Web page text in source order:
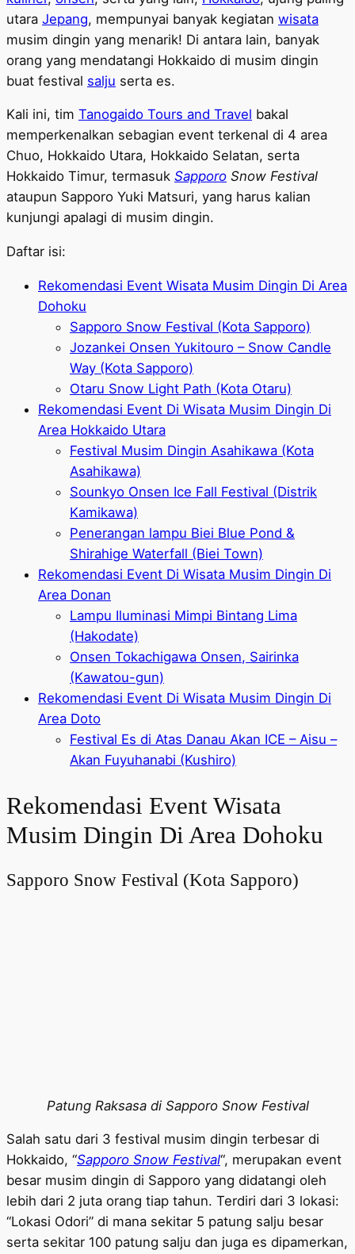
utara Jepang, mempunyai banyak kegiatan wisata
musim dingin yang menarik! Di antara lain, banyak
orang yang mendatangi Hokkaido di musim dingin
buat festival salju serta es.
Kali ini, tim Tanogaido Tours and Travel bakal
memperkenalkan sebagian event terkenal di 4 area
Chuo, Hokkaido Utara, Hokkaido Selatan, serta
Hokkaido Timur, termasuk Sapporo Snow Festival
ataupun Sapporo Yuki Matsuri, yang harus kalian
kunjungi apalagi di musim dingin.
Daftar isi:
Rekomendasi Event Wisata Musim Dingin Di Area
Dohoku
Sapporo Snow Festival (Kota Sapporo)
Jozankei Onsen Yukitouro – Snow Candle
Way (Kota Sapporo)
Otaru Snow Light Path (Kota Otaru)
Rekomendasi Event Di Wisata Musim Dingin Di
Area Hokkaido Utara
Festival Musim Dingin Asahikawa (Kota
Asahikawa)
Sounkyo Onsen Ice Fall Festival (Distrik
Kamikawa)
Penerangan lampu Biei Blue Pond &
Shirahige Waterfall (Biei Town)
Rekomendasi Event Di Wisata Musim Dingin Di
Area Donan
Lampu Iluminasi Mimpi Bintang Lima
(Hakodate)
Onsen Tokachigawa Onsen, Sairinka
(Kawatou-gun)
Rekomendasi Event Di Wisata Musim Dingin Di
Area Doto
Festival Es di Atas Danau Akan ICE – Aisu –
Akan Fuyuhanabi (Kushiro)
Rekomendasi Event Wisata
Musim Dingin Di Area Dohoku
Sapporo Snow Festival (Kota Sapporo)
Patung Raksasa di Sapporo Snow Festival
Salah satu dari 3 festival musim dingin terbesar di
Hokkaido, “Sapporo Snow Festival“, merupakan event
besar musim dingin di Sapporo yang didatangi oleh
lebih dari 2 juta orang tiap tahun. Terdiri dari 3 lokasi:
“Lokasi Odori” di mana sekitar 5 patung salju besar
serta sekitar 100 patung salju dan juga es dipamerkan,